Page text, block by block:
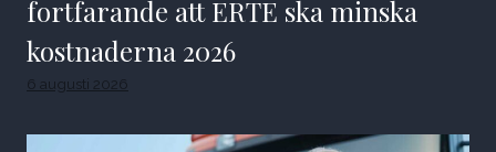
fortfarande att ERTE ska minska
kostnaderna 2026
6 augusti 2026